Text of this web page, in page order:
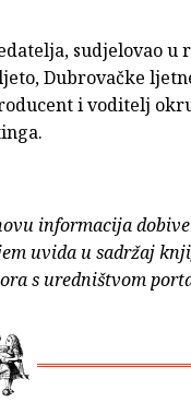
sudjelovao u
Dubrovačke
i voditelj
informacija
uvida u sadržaj
s uredništvom